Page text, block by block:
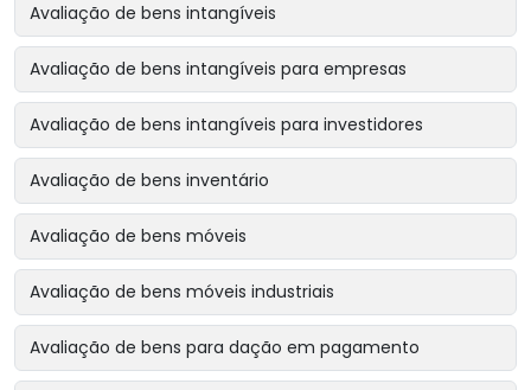
Avaliação de bens intangíveis
Avaliação de bens intangíveis para empresas
Avaliação de bens intangíveis para investidores
Avaliação de bens inventário
Avaliação de bens móveis
Avaliação de bens móveis industriais
Avaliação de bens para dação em pagamento